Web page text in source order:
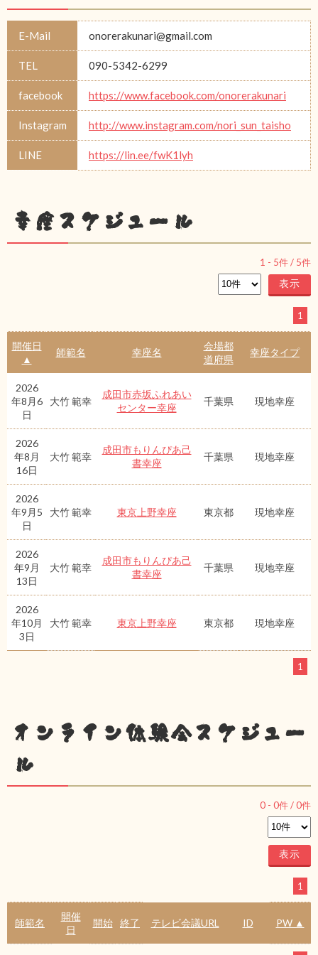
E-Mail onorerakunari@gmail.com
TEL 090-5342-6299
facebook https://www.facebook.com/onorerakunari
Instagram http://www.instagram.com/nori_sun_taisho
LINE https://lin.ee/fwK1lyh
幸座スケジュール
1 - 5件 / 5件
1
開催日
▲
師範名 幸座名
会場都
道府県
幸座タイプ
2026
年8月6
日
大竹 範幸
成田市赤坂ふれあい
センター幸座
千葉県 現地幸座
2026
年8月
16日
大竹 範幸
成田市もりんぴあ己
書幸座
千葉県 現地幸座
2026
年9月5
日
大竹 範幸 東京上野幸座 東京都 現地幸座
2026
年9月
13日
大竹 範幸
成田市もりんぴあ己
書幸座
千葉県 現地幸座
2026
年10月
3日
大竹 範幸 東京上野幸座 東京都 現地幸座
1
オンライン体験会スケジュー
ル
0 - 0件 /0件
1
師範名
開催
日
開始 終了 テレビ会議URL ID PW ▲